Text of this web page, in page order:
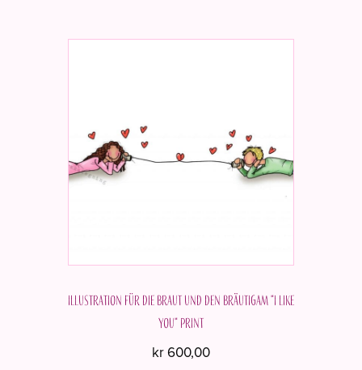
Illustration für die Braut und den Bräutigam "I like
you" Print
kr600,00